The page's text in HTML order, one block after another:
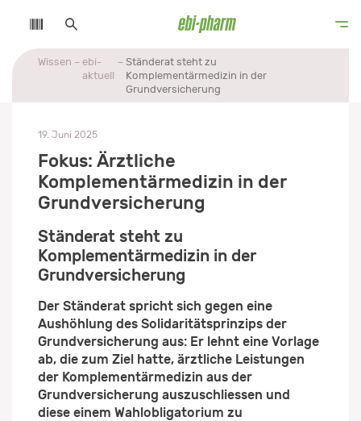
Wissen
ebi-
aktuell
Ständerat steht zu
Komplementärmedizin in der
Grundversicherung
19. Juni 2025
Fokus: Ärztliche
Komplementärmedizin in der
Grundversicherung
Ständerat steht zu
Komplementärmedizin in der
Grundversicherung
Der Ständerat spricht sich gegen eine
Aushöhlung des Solidaritätsprinzips der
Grundversicherung aus: Er lehnt eine Vorlage
ab, die zum Ziel hatte, ärztliche Leistungen
der Komplementärmedizin aus der
Grundversicherung auszuschliessen und
diese einem Wahlobligatorium zu